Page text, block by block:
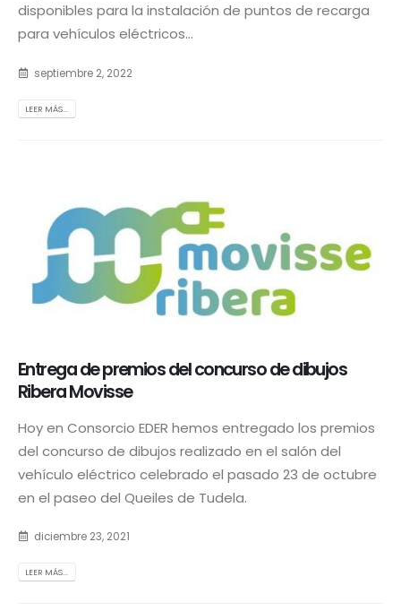
disponibles para la instalación de puntos de recarga
para vehículos eléctricos...
septiembre 2, 2022
LEER MÁS...
Entrega de premios del concurso de dibujos
Ribera Movisse
Hoy en Consorcio EDER hemos entregado los premios
del concurso de dibujos realizado en el salón del
vehículo eléctrico celebrado el pasado 23 de octubre
en el paseo del Queiles de Tudela.
diciembre 23, 2021
LEER MÁS...